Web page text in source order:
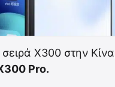
X300 στην
Pro.